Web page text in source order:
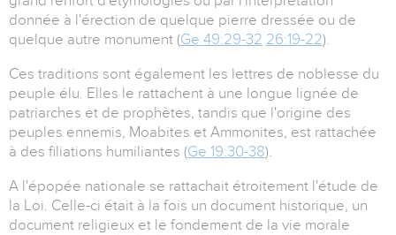
donnée à l'érection de quelque pierre dressée ou de
quelque autre monument (Ge 49:29-32 26:19-22).
Ces traditions sont également les lettres de noblesse du
peuple élu. Elles le rattachent à une longue lignée de
patriarches et de prophètes, tandis que l'origine des
peuples ennemis, Moabites et Ammonites, est rattachée
à des filiations humiliantes (Ge 19:30-38).
A l'épopée nationale se rattachait étroitement l'étude de
la Loi. Celle-ci était à la fois un document historique, un
document religieux et le fondement de la vie morale